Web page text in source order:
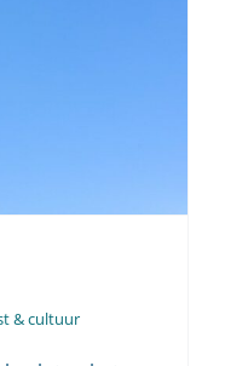
& cultuur